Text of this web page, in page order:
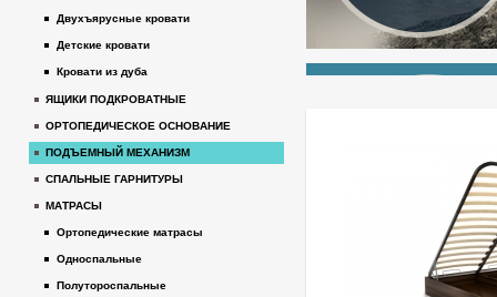
Двухъярусные кровати
Детские кровати
Кровати из дуба
ЯЩИКИ ПОДКРОВАТНЫЕ
ОРТОПЕДИЧЕСКОЕ ОСНОВАНИЕ
ПОДЪЕМНЫЙ МЕХАНИЗМ
СПАЛЬНЫЕ ГАРНИТУРЫ
МАТРАСЫ
Ортопедические матрасы
Односпальные
Полутороспальные